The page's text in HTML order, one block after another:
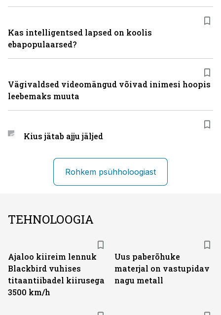
Kas intelligentsed lapsed on koolis
ebapopulaarsed?
Vägivaldsed videomängud võivad inimesi hoopis
leebemaks muuta
Kius jätab ajju jäljed
Rohkem psühholoogiast
TEHNOLOOGIA
Ajaloo kiireim lennuk
Blackbird vuhises
titaantiibadel kiirusega
3500 km/h
Uus paberõhuke
materjal on vastupidav
nagu metall